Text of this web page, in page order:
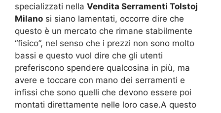
specializzati nella Vendita Serramenti Tolstoj
Milano si siano lamentati, occorre dire che
questo è un mercato che rimane stabilmente
“fisico”, nel senso che i prezzi non sono molto
bassi e questo vuol dire che gli utenti
preferiscono spendere qualcosina in più, ma
avere e toccare con mano dei serramenti e
infissi che sono quelli che devono essere poi
montati direttamente nelle loro case.A questo